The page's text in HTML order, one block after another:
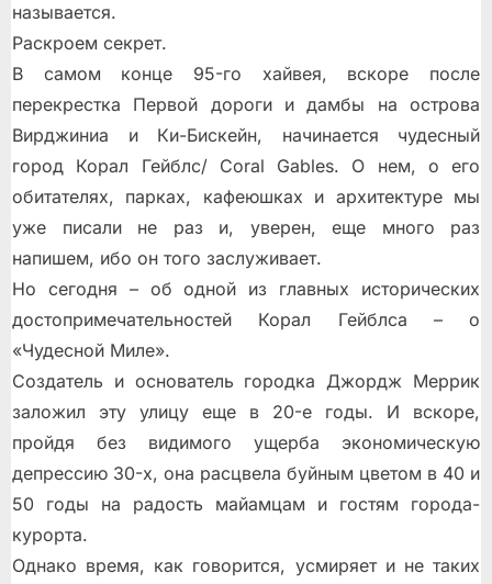
называется.
Раскроем секрет.
В самом конце 95-го хайвея, вскоре после
перекрестка Первой дороги и дамбы на острова
Вирджиниа и Ки-Бискейн, начинается чудесный
город Корал Гейблс/ Coral Gables. О нем, о его
обитателях, парках, кафеюшках и архитектуре мы
уже писали не раз и, уверен, еще много раз
напишем, ибо он того заслуживает.
Но сегодня – об одной из главных исторических
достопримечательностей Корал Гейблса – о
«Чудесной Миле».
Создатель и основатель городка Джордж Меррик
заложил эту улицу еще в 20-е годы. И вскоре,
пройдя без видимого ущерба экономическую
депрессию 30-х, она расцвела буйным цветом в 40 и
50 годы на радость майамцам и гостям города-
курорта.
Однако время, как говорится, усмиряет и не таких